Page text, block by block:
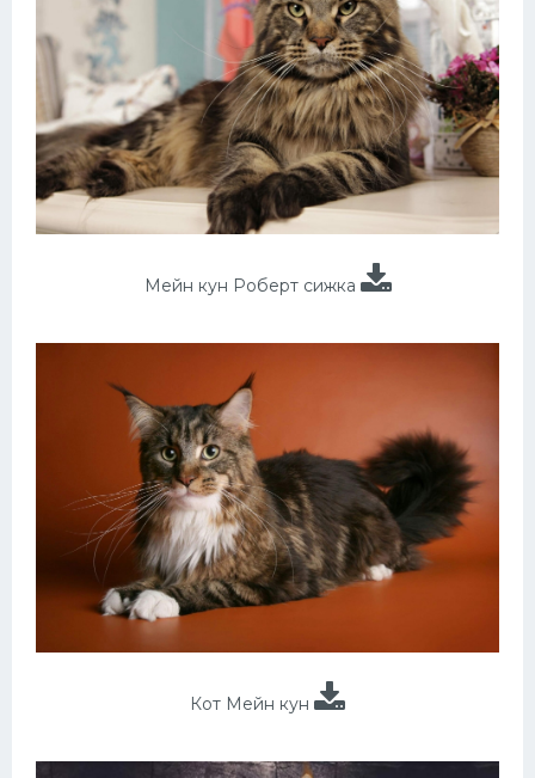
Мейн кун Роберт сижка
Кот Мейн кун